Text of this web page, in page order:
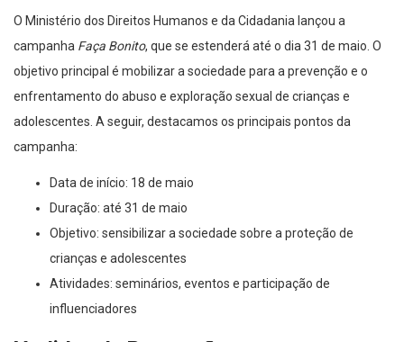
O Ministério dos Direitos Humanos e da Cidadania lançou a
campanha Faça Bonito, que se estenderá até o dia 31 de maio. O
objetivo principal é mobilizar a sociedade para a prevenção e o
enfrentamento do abuso e exploração sexual de crianças e
adolescentes. A seguir, destacamos os principais pontos da
campanha:
Data de início: 18 de maio
Duração: até 31 de maio
Objetivo: sensibilizar a sociedade sobre a proteção de
crianças e adolescentes
Atividades: seminários, eventos e participação de
influenciadores